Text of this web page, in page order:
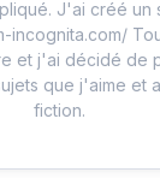
J'ai créé un
incognita.com/
et j'ai décidé de
que j'aime et
fiction.